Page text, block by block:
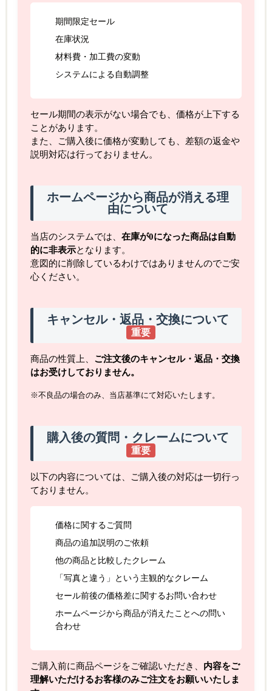
期間限定セール
在庫状況
材料費・加工費の変動
システムによる自動調整
セール期間の表示がない場合でも、価格が上下する
ことがあります。
また、ご購入後に価格が変動しても、差額の返金や
説明対応は行っておりません。
ホームページから商品が消える理
由について
当店のシステムでは、 在庫が0になった商品は自動
的に非表示となります。
意図的に削除しているわけではありませんのでご安
心ください。
キャンセル・返品・交換について
重要
商品の性質上、 ご注文後のキャンセル・返品・交換
はお受けしておりません。
※不良品の場合のみ、当店基準にて対応いたします。
購入後の質問・クレームについて
重要
以下の内容については、ご購入後の対応は一切行っ
ておりません。
価格に関するご質問
商品の追加説明のご依頼
他の商品と比較したクレーム
「写真と違う」という主観的なクレーム
セール前後の価格差に関するお問い合わせ
ホームページから商品が消えたことへの問い
合わせ
ご購入前に商品ページをご確認いただき、 内容をご
理解いただけるお客様のみご注文をお願いいたしま